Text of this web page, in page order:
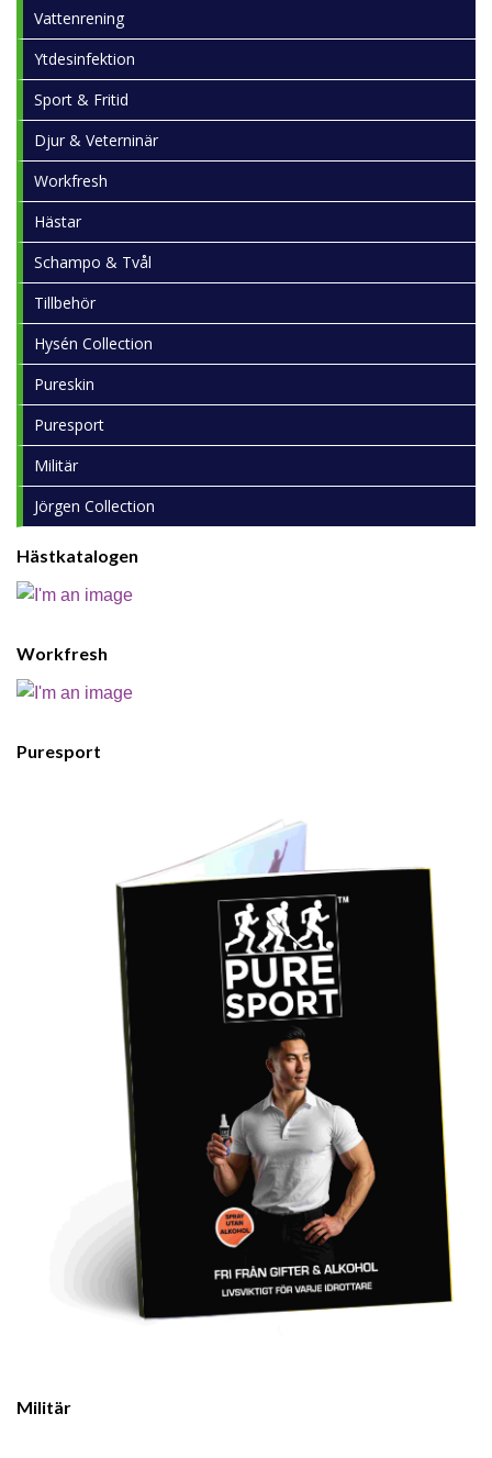
Vattenrening
Ytdesinfektion
Sport & Fritid
Djur & Veterninär
Workfresh
Hästar
Schampo & Tvål
Tillbehör
Hysén Collection
Pureskin
Puresport
Militär
Jörgen Collection
Hästkatalogen
Workfresh
Puresport
Militär